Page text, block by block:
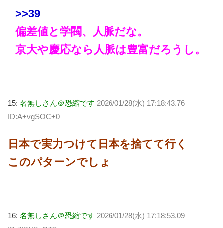
>>39
偏差値と学閥、人脈だな。
京大や慶応なら人脈は豊富だろうし。
15: 名無しさん＠恐縮です 2026/01/28(水) 17:18:43.76
ID:A+vgSOC+0
日本で実力つけて日本を捨てて行く
このパターンでしょ
16: 名無しさん＠恐縮です 2026/01/28(水) 17:18:53.09